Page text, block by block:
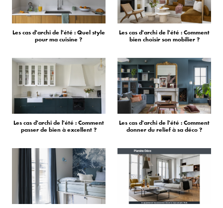
Les cas d'archi de l'été : Quel style
pour ma cuisine ?
Les cas d'archi de l'été : Comment
bien choisir son mobilier ?
Les cas d'archi de l'été : Comment
passer de bien à excellent ?
Les cas d'archi de l'été : Comment
donner du relief à sa déco ?